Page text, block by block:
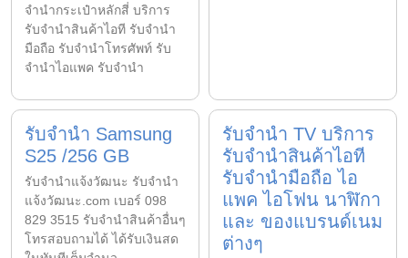
จำนำกระเป๋าหลักสี่ บริการ
รับจำนำสินค้าไอที รับจำนำ
มือถือ รับจำนำโทรศัพท์ รับ
จำนำไอแพค รับจำนำ
รับจำนำ Samsung
S25 /256 GB
รับจํานําแจ้งวัฒนะ รับจํานํา
แจ้งวัฒนะ.com เบอร์ 098
829 3515 รับจำนำสินค้าอื่นๆ
โทรสอบถามได้ ได้รับเงินสด
รับจำนำ TV บริการ
รับจำนำสินค้าไอที
รับจำนำมือถือ ไอ
แพค ไอโฟน นาฬิกา
และ ของแบรนด์เนม
ต่างๆ